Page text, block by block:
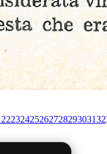
2223242526272829303132